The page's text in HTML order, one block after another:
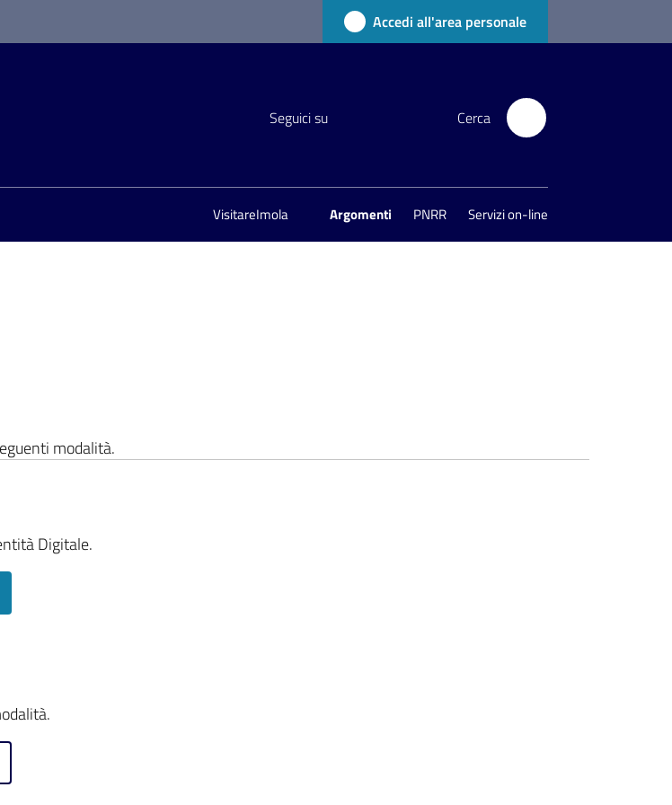
Accedi all'area personale
Seguici su Cerca
VisitareImola Argomenti PNRR Servizi on-line
modalità.
Digitale.